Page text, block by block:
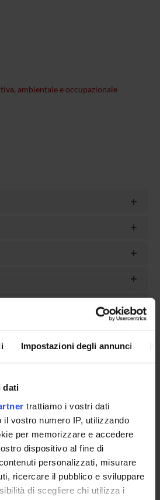
Impostazioni degli annunci
dati
trattiamo i vostri dati
il vostro numero IP, utilizzando
per memorizzare e accedere
dispositivo al fine di
personalizzati, misurare
ricercare il pubblico e sviluppare
di scegliere chi utilizza i
ambientale e occupazionale
DI SERVIZIO
STUDENTI